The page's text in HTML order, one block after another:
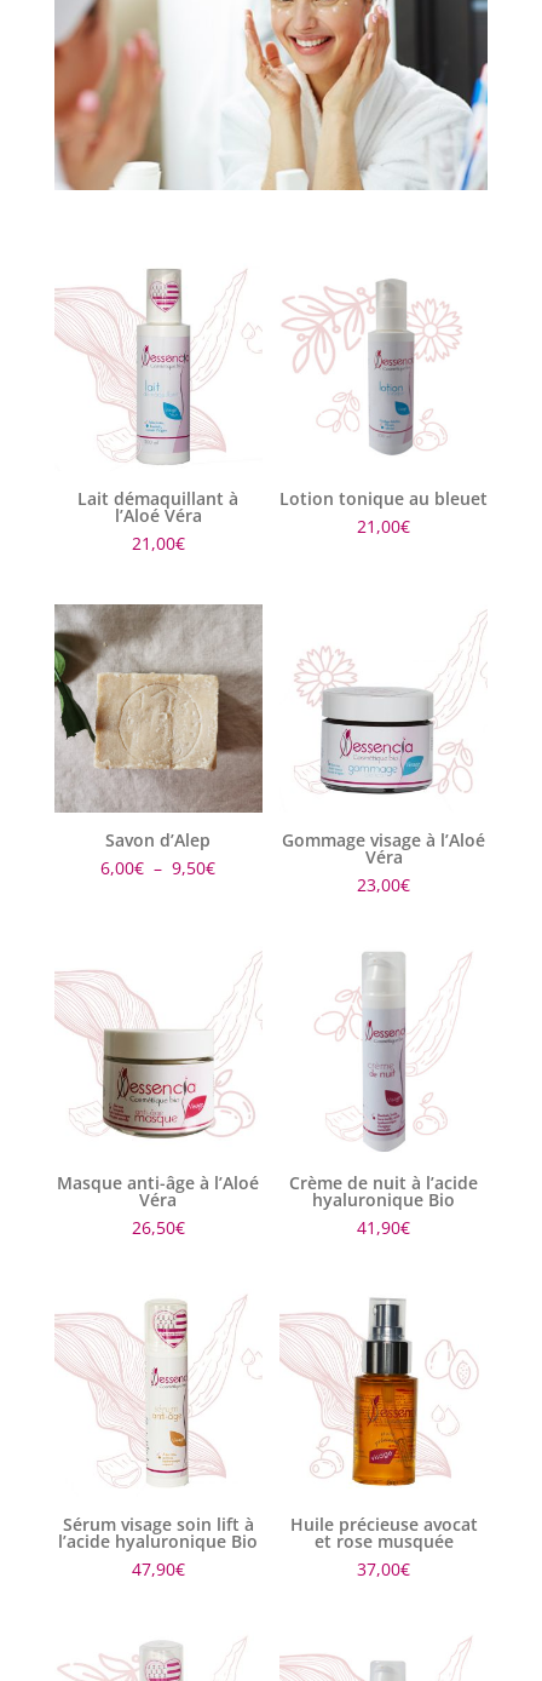
Lait démaquillant à
l’Aloé Véra
21,00€
Lotion tonique au bleuet
21,00€
Savon d’Alep
6,00€ – 9,50€Plage
9,50€
Gommage visage à l’Aloé
Véra
23,00€
Masque anti-âge à l’Aloé
Véra
26,50€
Crème de nuit à l’acide
hyaluronique Bio
41,90€
Sérum visage soin lift à
l’acide hyaluronique Bio
47,90€
Huile précieuse avocat
et rose musquée
37,00€